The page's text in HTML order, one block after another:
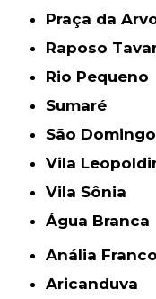
Praça da
Raposo
Rio Pequeno
Sumaré
São
Vila
Vila Sônia
Água Branca
Anália Franco
Aricanduva